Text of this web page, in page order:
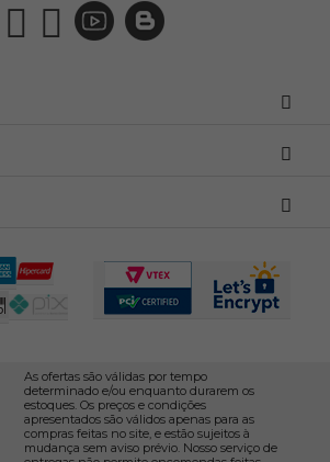
As ofertas são válidas por tempo
determinado e/ou enquanto durarem os
estoques. Os preços e condições
apresentados são válidos apenas para as
compras feitas no site, e estão sujeitos à
mudança sem aviso prévio. Nosso serviço de